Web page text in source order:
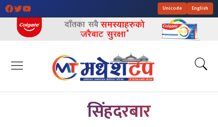
Unicode English
सिंहदरबार